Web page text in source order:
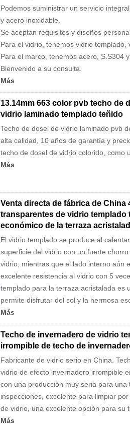
Podemos suministrar un servicio
y acero inoxidable.
Se aceptan requisitos y diseños
Para el vidrio, tenemos vidrio
Para el marco, tenemos acero, S.S304
Bienvenido a su consulta.
Más
13.14mm 663 color pvb techo de
vidrio laminado templado teñido
Techo de dosel de vidrio laminado pvb
alta calidad, 10 años de garantía y
techo de dosel de vidrio colorido, como
Más
Venta directa de fábrica de China
transparentes de vidrio
económico de la terraza
El vidrio templado se produce al
superficie del vidrio con un fuerte
vidrio, mientras que el lado interno aún
excelente resistencia al vidrio con 5
templado para la terraza acristalada es
permite disfrutar del sol y la hermosa
Más
Techo de invernadero de vidrio
irrompible de techo de
Fabricante de vidrio serio en China.
vidrio de efecto invernadero irrompible
con una producción muy seria para
inspecciones, excelente para limpiar
de vidrio, una excelente opción para su
Más